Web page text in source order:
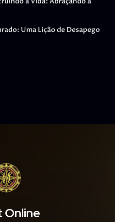
Uma Lição de Desapego
Online